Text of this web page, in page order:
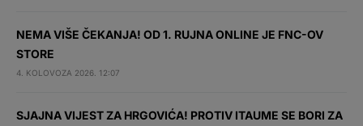
NEMA VIŠE ČEKANJA! OD 1. RUJNA ONLINE JE FNC-OV
STORE
4. KOLOVOZA 2026. 12:07
SJAJNA VIJEST ZA HRGOVIĆA! PROTIV ITAUME SE BORI ZA